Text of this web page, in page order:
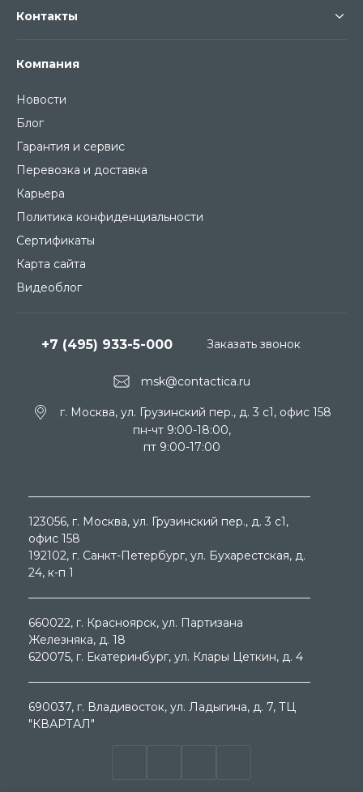
Компания
Новости
Блог
Гарантия и сервис
Перевозка и доставка
Карьера
Политика конфиденциальности
Сертификаты
Карта сайта
Видеоблог
Контакты
msk@contactica.ru
+7 (495) 933-5-000
г. Москва, ул. Грузинский пер., д. 3 c1, офис 158
пн-чт 9:00-18:00,
пт 9:00-17:00
Заказать звонок
123056, г. Москва, ул. Грузинский пер., д. 3 c1,
офис 158
192102, г. Санкт-Петербург, ул. Бухарестская, д.
24, к-п 1
660022, г. Красноярск, ул. Партизана
Железняка, д. 18
620075, г. Екатеринбург, ул. Клары Цеткин, д. 4
690037, г. Владивосток, ул. Ладыгина, д. 7, ТЦ
"КВАРТАЛ"